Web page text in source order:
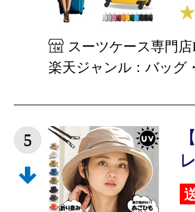
スーツケース専門
楽天ジャンル：バッグ
5